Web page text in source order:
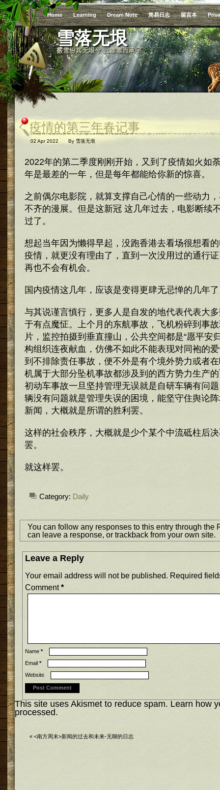
Home Learning Dream Note 简易日志 留言本
雪落无垠
霰雪纷其无垠兮 云霏霏而承宇
疫情的第三年春记事
02 Apr 2022 By 雪落无垠
2022年的第二季度刚刚开始，又到了疫情如火如
年是最差的一年，但是每年都能给你新的惊喜。
之前偶尔电影院，就算支撑自己心情的一些动力
不齐的漫展。但是这新冠 这几年过去，电影断续
过了。
想起当年因为懒得早起，没跑香港去看场很想看
疫情，就更没有理由了，直到一次没用过的通行
再也不会有机会。
国内疫情这几年，应该是变得更肆无忌惮的几年
与其说谨言慎行，更多人是自发的地代表代表大
于有点魔怔。上个月的东航事故，飞机粉碎到事
片，监控拍摄到垂直撞山，公共空间都是“愿平安
构组织连夜献血，仿佛不如此不能表现对同袍的
到不排除责任事故，便不外是有个境外势力或者
机属于大部分坠机事故都涉及到的西方势力生产
初动车事故一旦坚持管理无误就是自研车辆有问
辆没有问题就是管理失误的困境，能坚守住舆论
新闻，大概就是所谓的胜利罢。
这样的社会秩序，大概就是少个某个中流砥柱后
罢。
就这样罢。
Category: Daily
You can follow any responses to this entry through the
can leave a response, or trackback from your own site.
Leave a Reply
Your email address will not be published. Required
Comment*
Name *
Email *
Website
This site uses Akismet to reduce spam. Learn how
processed.
« <南方周末>新闻的过去和未来-无聊的日志